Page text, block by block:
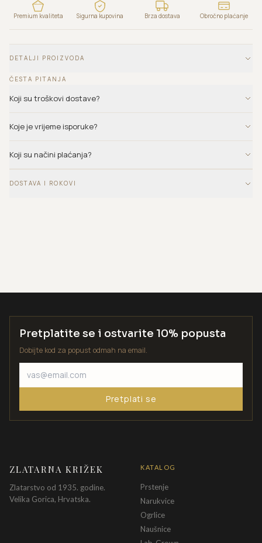
Premium kvaliteta Sigurna kupovina Brza dostava Obročno plaćanje
DETALJI PROIZVODA
ČESTA PITANJA
Koji su troškovi dostave?
Koje je vrijeme isporuke?
Koji su načini plaćanja?
DOSTAVA I ROKOVI
Pretplatite se i ostvarite 10% popusta
Dobijte kod za popust odmah na email.
Pretplati se
ZLATARNA KRIŽEK
Zlatarstvo od 1935. godine.
Velika Gorica, Hrvatska.
KATALOG
Prstenje
Narukvice
Ogrlice
Naušnice